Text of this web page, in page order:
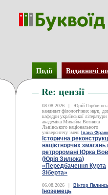
Події Видавничі
Re: цензії
08.08.2026 |
Юрій
кандидат філологічних наук,
кафедри української літератури
академіка Михайла Возняка
Львівського національного
університету імені
Івана
Історична
націєтворчих змагань
ретроромані Юрка
(Юрія Зилюка)
«Передбачення Курта
Зіберта»
06.08.2026 | Віктор
Іноземець